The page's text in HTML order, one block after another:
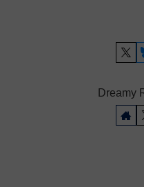
Dreamy